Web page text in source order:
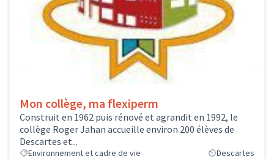
Mon collège, ma flexiperm
Construit en 1962 puis rénové et agrandit en 1992, le
collège Roger Jahan accueille environ 200 élèves de
Descartes et...
Environnement et cadre de vie Descartes